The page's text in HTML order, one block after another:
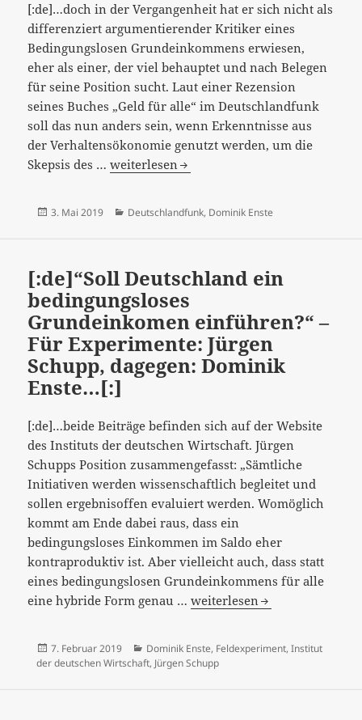
[:de]…doch in der Vergangenheit hat er sich nicht als
differenziert argumentierender Kritiker eines
Bedingungslosen Grundeinkommens erwiesen,
eher als einer, der viel behauptet und nach Belegen
für seine Position sucht. Laut einer Rezension
seines Buches „Geld für alle“ im Deutschlandfunk
soll das nun anders sein, wenn Erkenntnisse aus
der Verhaltensökonomie genutzt werden, um die
Skepsis des …[:de]“Eine
mit
seinem
Buch
vorlegen…
[:]
weiterlesen
Veröffentlicht
3. Mai 2019 Kategorien
Deutschlandfunk, Dominik Enste
[:de]“Soll Deutschland ein
bedingungsloses
Grundeinkomen einführen?“ –
Für Experimente: Jürgen
Schupp, dagegen: Dominik
Enste…[:]
[:de]…beide Beiträge befinden sich auf der Website
des Instituts der deutschen Wirtschaft. Jürgen
Schupps Position zusammengefasst: „Sämtliche
Initiativen werden wissenschaftlich begleitet und
sollen ergebnisoffen evaluiert werden. Womöglich
kommt am Ende dabei raus, dass ein
bedingungsloses Einkommen im Saldo eher
kontraproduktiv ist. Aber vielleicht auch, dass statt
eines bedingungslosen Grundeinkommens für alle
eine hybride Form genau …[:de]“Soll
bedingungsloses
weiterlesen
Veröffentlicht
am
7. Februar 2019 Kategorien
Dominik Enste, Feldexperiment, Institut
der deutschen Wirtschaft, Jürgen Schupp